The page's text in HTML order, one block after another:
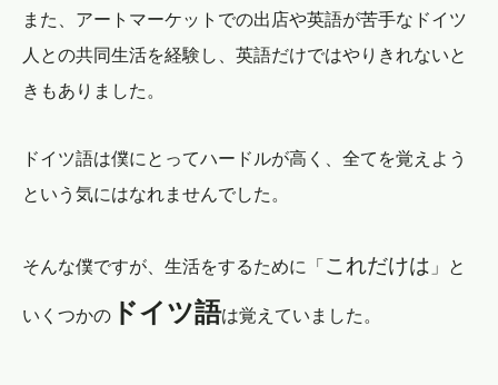
また、アートマーケットでの出店や英語が苦手なドイツ
人との共同生活を経験し、英語だけではやりきれないと
きもありました。
ドイツ語は僕にとってハードルが高く、全てを覚えよう
という気にはなれませんでした。
そんな僕ですが、生活をするために「これだけは 」と
いくつかの ドイツ語は覚えていました。